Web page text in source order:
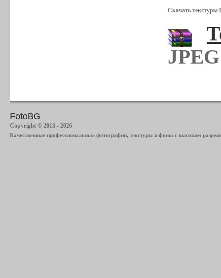
Скачать текстуры
FotoBG
Copyright © 2013 - 2026
Качественные профессиональные фотографии, текстуры и фоны с высоким